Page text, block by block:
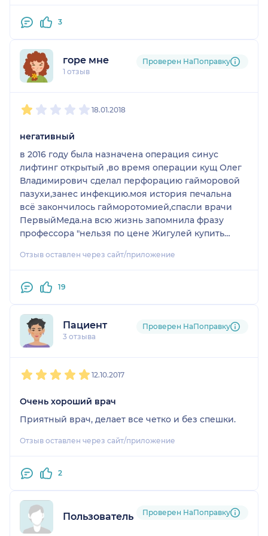
них в каждом кабинете установлены камеры. И
что, как показал мой опыт, здесь не все в порядке
с законом. В самом худшем случае - вызывайте
полицию пч за те вещи, которые здесь
#стоматологияфакторулыбки
#кущолегвладимирович #хирургкущ
#имплантологкущ #кузьминигорь
#кузьминигорьалексеевич #хирургкузьмин
#имплантологкузьминигорь #джудаковахмет
#хирургджудаков
3
горе мне
1 отзыв
Проверен НаПоправку
18.01.2018
негативный
в 2016 году была назначена операция синус
лифтинг открытый ,во время операции кущ Олег
Владимирович сделал перфорацию гайморовой
пазухи,занес инфекцию.моя история печальна
всё закончилось гайморотомией,спасли врачи
ПервыйМеда.на всю жизнь запомнила фразу
профессора "нельзя по цене Жигулей купить
Отзыв оставлен через сайт/приложение
19
Пациент
3 отзыва
Проверен НаПоправку
12.10.2017
Очень хороший врач
Приятный врач, делает все четко и без спешки.
Отзыв оставлен через сайт/приложение
2
Пользователь НаПоправку
Проверен НаПоправку